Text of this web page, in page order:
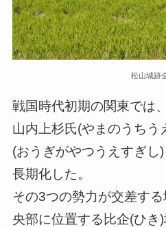
松山城跡
戦国時代初期の関東では
山内上杉氏(やまのうちう
(おうぎがやつうえすぎし
長期化した。
その3つの勢力が交差す
央部に位置する比企(ひき